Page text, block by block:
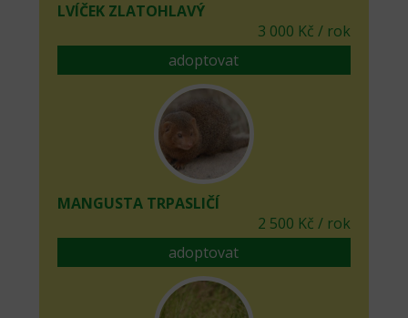
LVÍČEK ZLATOHLAVÝ
3 000 Kč / rok
adoptovat
MANGUSTA TRPASLIČÍ
2 500 Kč / rok
adoptovat